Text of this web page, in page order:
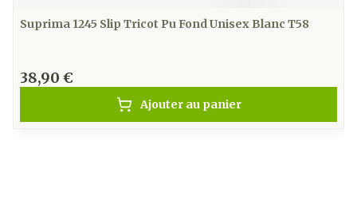
Suprima 1245 Slip Tricot Pu Fond Unisex Blanc T58
38,90 €
Ajouter au panier